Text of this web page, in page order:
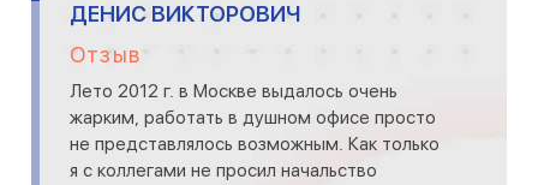
ДЕНИС ВИКТОРОВИЧ
Отзыв
Лето 2012 г. в Москве выдалось очень
жарким, работать в душном офисе просто
не представлялось возможным. Как только
я с коллегами не просил начальство